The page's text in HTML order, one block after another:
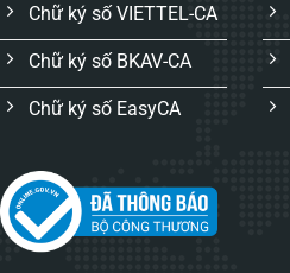
Chữ ký số VIETTEL-CA
Chữ ký số BKAV-CA
Chữ ký số EasyCA